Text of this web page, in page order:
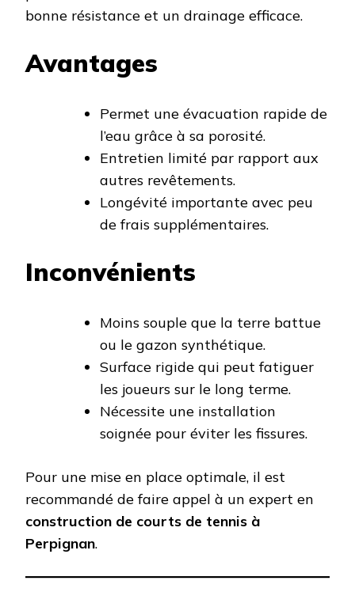
bonne résistance et un drainage efficace.
Avantages
Permet une évacuation rapide de
l’eau grâce à sa porosité.
Entretien limité par rapport aux
autres revêtements.
Longévité importante avec peu
de frais supplémentaires.
Inconvénients
Moins souple que la terre battue
ou le gazon synthétique.
Surface rigide qui peut fatiguer
les joueurs sur le long terme.
Nécessite une installation
soignée pour éviter les fissures.
Pour une mise en place optimale, il est
recommandé de faire appel à un expert en
construction de courts de tennis à
Perpignan.